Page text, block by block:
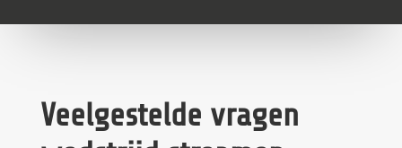
Veelgestelde vragen